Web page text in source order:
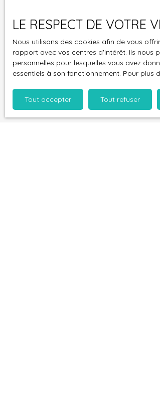
LE RESPECT DE VOTRE
Nous utilisons des cookies afin de vous
rapport avec vos centres d'intérêt. Ils nous
personnelles pour lesquelles vous avez
essentiels à son fonctionnement. Pour plus
Tout accepter Tout refuser